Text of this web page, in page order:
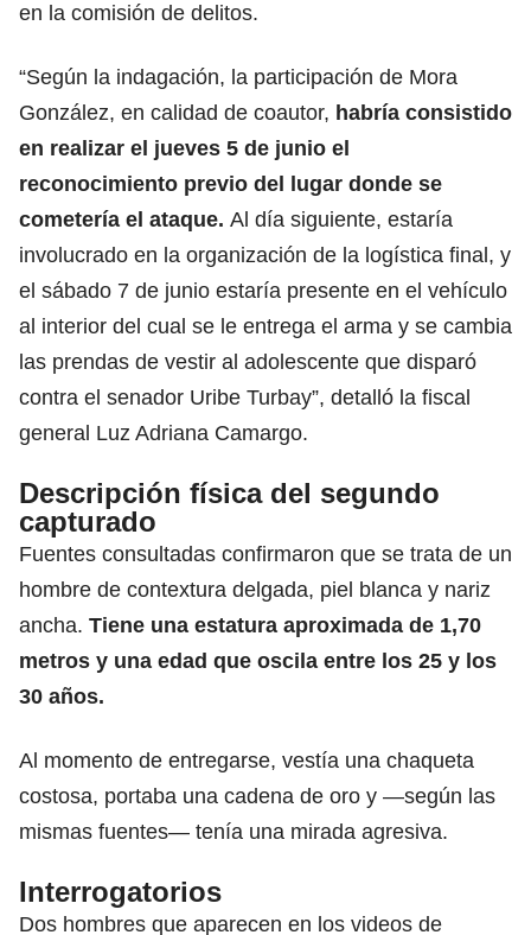
en la comisión de delitos.
“Según la indagación, la participación de Mora
González, en calidad de coautor, habría consistido
en realizar el jueves 5 de junio el
reconocimiento previo del lugar donde se
cometería el ataque. Al día siguiente, estaría
involucrado en la organización de la logística final, y
el sábado 7 de junio estaría presente en el vehículo
al interior del cual se le entrega el arma y se cambia
las prendas de vestir al adolescente que disparó
contra el senador Uribe Turbay”, detalló la fiscal
general Luz Adriana Camargo.
Descripción física del segundo
capturado
Fuentes consultadas confirmaron que se trata de un
hombre de contextura delgada, piel blanca y nariz
ancha. Tiene una estatura aproximada de 1,70
metros y una edad que oscila entre los 25 y los
30 años.
Al momento de entregarse, vestía una chaqueta
costosa, portaba una cadena de oro y —según las
mismas fuentes— tenía una mirada agresiva.
Interrogatorios
Dos hombres que aparecen en los videos de